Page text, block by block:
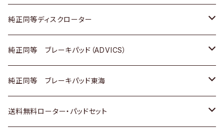
マツダ
三菱
スバル
日野
ダイハツ
マツダ
三菱
日野
ダイハツ
三菱
日野
三菱ふそう
日産
ダイハツ
マツダ
三菱
スズキ
日産
いすゞ
ダイハツ
日産
いすゞ
ダイハツ
マツダ
トヨタ
ホンダ
スズキ
日産
純正同等ディスクローター
トヨタ
ホンダ
スズキ
純正同等 ブレーキパッド（ADVICS）
トヨタ
ホンダ
純正同等 ブレーキパッド東海
トヨタ
送料無料ローター・パッドセット